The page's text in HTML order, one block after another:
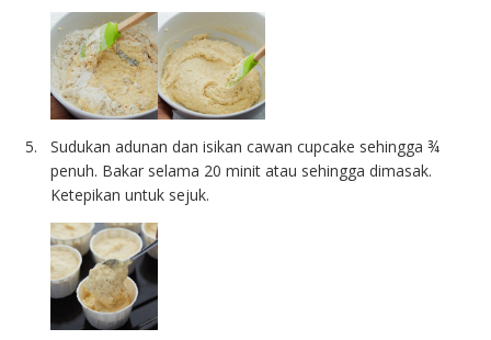
Sudukan adunan dan isikan cawan cupcake sehingga ¾
penuh. Bakar selama 20 minit atau sehingga dimasak.
Ketepikan untuk sejuk.